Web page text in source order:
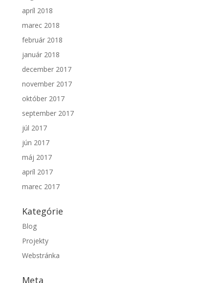
apríl 2018
marec 2018
február 2018
január 2018
december 2017
november 2017
október 2017
september 2017
júl 2017
jún 2017
máj 2017
apríl 2017
marec 2017
Kategórie
Blog
Projekty
Webstránka
Meta